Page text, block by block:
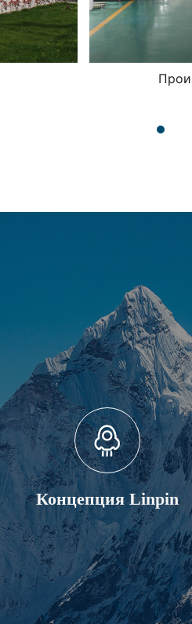
Концепция Linpin
Совершенство, стремление к
совершенству